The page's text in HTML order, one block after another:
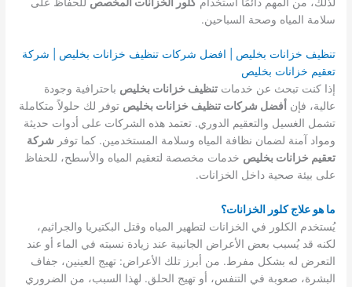
سلامة المياه وصحة السباحين.
تنظيف خزانات بخليص | افضل شركات تنظيف خزانات بخليص | شركة
تعقيم خزانات بخليص
إذا كنت تبحث عن خدماتتنظيف خزانات بخليص باحترافية وجودة
عالية، فإن أفضل شركات تنظيف خزانات بخليص توفر لك حلولاً متكاملة
تشمل الغسيل والتعقيم الدوري. تعتمد هذه الشركات على أدوات حديثة
ومواد آمنة لضمان نظافة المياه وسلامة المستخدمين. كما توفر شركة
تعقيم خزانات بخليص خدمات مخصصة لتعقيم المياه والأسطح، للحفاظ
على بيئة صحية داخل الخزانات.
ما هو علاج كلور الخزانات؟
يُستخدم الكلور في الخزانات لتطهير المياه وقتل البكتيريا والجراثيم،
لكنه قد يُسبب بعض الأعراض الجانبية عند زيادة نسبته في الماء أو عند
التعرض له بشكل مفرط. من أبرز تلك الأعراض: تهيج العينين، جفاف
البشرة، صعوبة في التنفس، أو تهيج الحلق. لهذا السبب، من الضروري